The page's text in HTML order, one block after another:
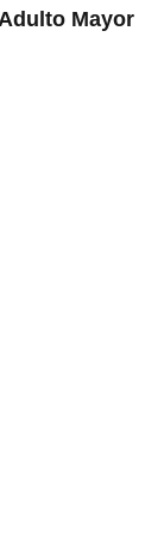
Mayor